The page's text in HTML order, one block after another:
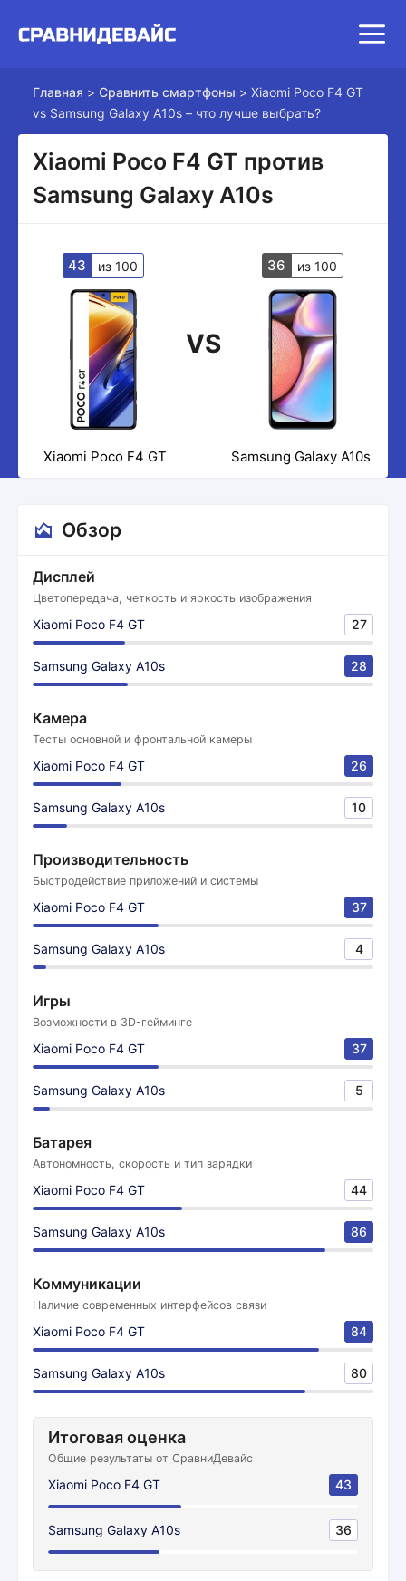
Главная > Сравнить смартфоны > Xiaomi Poco F4 GT
vs Samsung Galaxy A10s – что лучше выбрать?
Xiaomi Poco F4 GT против
Samsung Galaxy A10s
43 из 100
VS
36 из 100
Xiaomi Poco F4 GT Samsung Galaxy A10s
Обзор
Дисплей
Цветопередача, четкость и яркость изображения
Xiaomi Poco F4 GT 27
Samsung Galaxy A10s 28
Камера
Тесты основной и фронтальной камеры
Xiaomi Poco F4 GT 26
Samsung Galaxy A10s 10
Производительность
Быстродействие приложений и системы
Xiaomi Poco F4 GT 37
Samsung Galaxy A10s 4
Игры
Возможности в 3D-гейминге
Xiaomi Poco F4 GT 37
Samsung Galaxy A10s 5
Батарея
Автономность, скорость и тип зарядки
Xiaomi Poco F4 GT 44
Samsung Galaxy A10s 86
Коммуникации
Наличие современных интерфейсов связи
Xiaomi Poco F4 GT 84
Samsung Galaxy A10s 80
Итоговая оценка
Общие результаты от СравниДевайс
Xiaomi Poco F4 GT 43
Samsung Galaxy A10s 36